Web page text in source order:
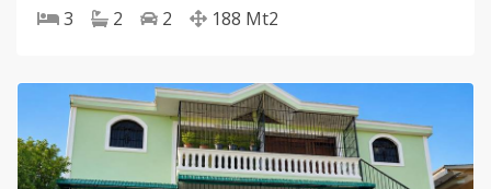
3 2 2 188 Mt2